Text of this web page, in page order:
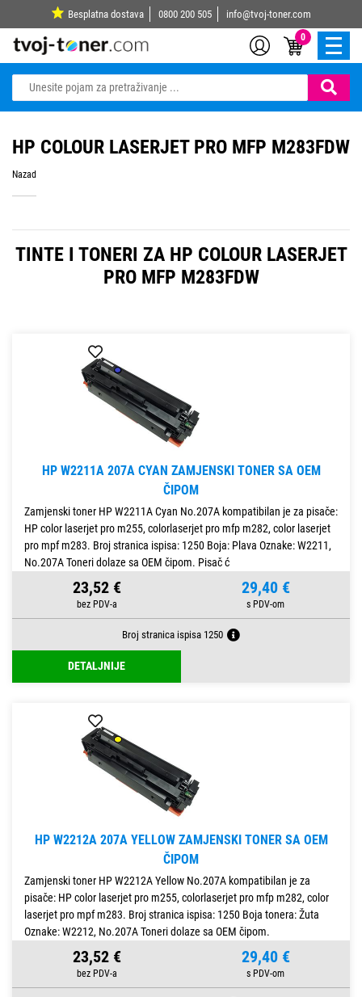
Besplatna dostava 0800 200 505 info@tvoj-toner.com
0
HP COLOUR LASERJET PRO MFP M283FDW
Nazad
TINTE I TONERI ZA HP COLOUR LASERJET
PRO MFP M283FDW
HP W2211A 207A CYAN ZAMJENSKI TONER SA OEM
ČIPOM
Zamjenski toner HP W2211A Cyan No.207A kompatibilan je za pisače:
HP color laserjet pro m255, colorlaserjet pro mfp m282, color laserjet
pro mpf m283. Broj stranica ispisa: 1250 Boja: Plava Oznake: W2211,
No.207A Toneri dolaze sa OEM čipom. Pisač ć
23,52 € 29,40 €
Broj stranica ispisa 1250
DETALJNIJE
HP W2212A 207A YELLOW ZAMJENSKI TONER SA OEM
ČIPOM
Zamjenski toner HP W2212A Yellow No.207A kompatibilan je za
pisače: HP color laserjet pro m255, colorlaserjet pro mfp m282, color
laserjet pro mpf m283. Broj stranica ispisa: 1250 Boja tonera: Žuta
Oznake: W2212, No.207A Toneri dolaze sa OEM čipom.
23,52 € 29,40 €